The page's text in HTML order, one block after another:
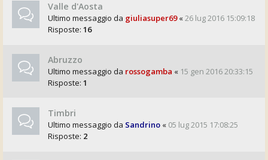
Valle d'Aosta
Ultimo messaggio da giuliasuper69«26 lug 2016 15:09:18
Risposte: 16
Abruzzo
Ultimo messaggio da rossogamba « 15 gen 2016 20:33:15
Risposte: 1
Timbri
Ultimo messaggio da Sandrino « 05 lug 2015 17:08:25
Risposte: 2